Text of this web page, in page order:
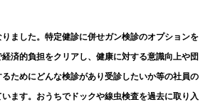
ました。特定健診に併せガン検診のオプションを
済的負担をクリアし、健康に対する意識向上や団
ためにどんな検診があり受診したいか等の社員の
ます。おうちでドックや線虫検査を過去に取り入